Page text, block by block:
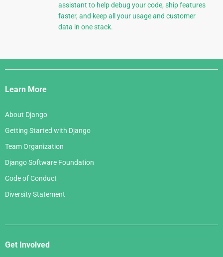
assistant to help debug your code, ship features
faster, and keep all your usage and customer
data in one stack.
Django
Links
Learn More
About Django
Getting Started with Django
Team Organization
Django Software Foundation
Code of Conduct
Diversity Statement
Get Involved